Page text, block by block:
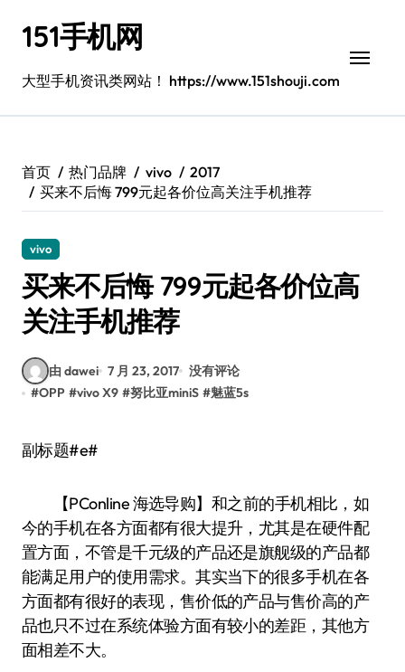
151手机网
大型手机资讯类网站！ https://www.151shouji.com
首页 热门品牌 vivo
2017
买来不后悔 799元起各价位高关注手机推荐
vivo
买来不后悔 799元起各价位高
关注手机推荐
由 dawei 7 月 23, 2017 没有评论
#OPP #vivo X9 #努比亚miniS #魅蓝5s
副标题#e#
【PConline 海选导购】和之前的手机相比，如
今的手机在各方面都有很大提升，尤其是在硬件配
置方面，不管是千元级的产品还是旗舰级的产品都
能满足用户的使用需求。其实当下的很多手机在各
方面都有很好的表现，售价低的产品与售价高的产
品也只不过在系统体验方面有较小的差距，其他方
面相差不大。